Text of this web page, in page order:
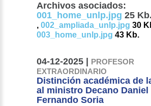
Archivos asociados:
001_home_unlp.jpg 25 Kb.
,002_ampliada_unlp.jpg 30
003_home_unlp.jpg 43 Kb.
04-12-2025 |
PROFESOR
EXTRAORDINARIO
Distinción académica de
al ministro Decano Daniel
Fernando Soria